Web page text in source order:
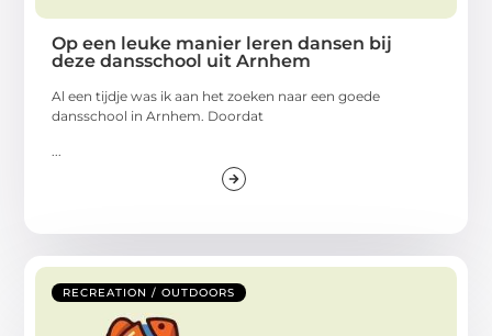
Op een leuke manier leren dansen bij
deze dansschool uit Arnhem
Al een tijdje was ik aan het zoeken naar een goede
dansschool in Arnhem. Doordat
...
RECREATION / OUTDOORS